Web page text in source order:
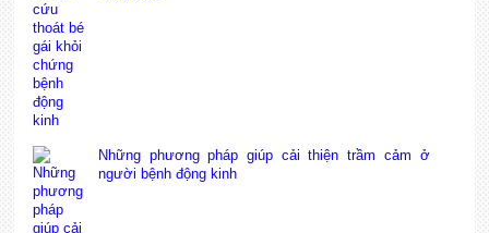
Những phương pháp giúp cải thiện trầm cảm ở
người bệnh động kinh